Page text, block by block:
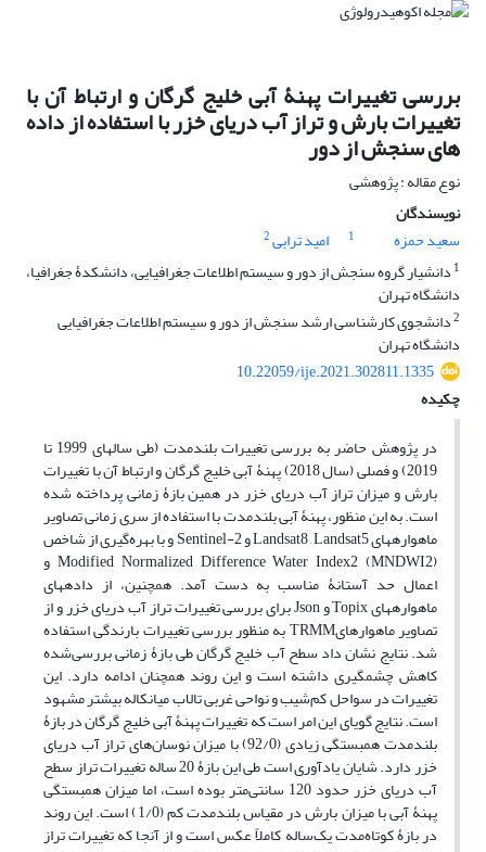
بررسی تغییرات پهنۀ آبی خلیج گرگان و ارتباط آن با
تغییرات بارش و تراز آب دریای خزر با استفاده از داده
‏های سنجش از دور
نوع مقاله : پژوهشی
نویسندگان
سعید حمزه
1 امید ترابی2
1 دانشیار گروه سنجش از دور و سیستم اطلاعات جغرافیایی، دانشکدۀ جغرافیا،
دانشگاه تهران
2دانشجوی کارشناسی ارشد سنجش از دور و سیستم اطلاعات جغرافیایی
دانشگاه تهران
10.22059/ije.2021.302811.1335
چکیده
در پژوهش حاضر به بررسی تغییرات بلندمدت (طی سال‏های 1999 تا
2019) و فصلی (سال 2018) پهنۀ آبی خلیج گرگان و ارتباط آن با تغییرات
بارش و میزان تراز آب دریای خزر در همین بازۀ زمانی پرداخته شده
است. به این منظور، پهنۀ آبی بلندمدت با استفاده از سری زمانی تصاویر
ماهواره‏های Landsat8 , Landsat5 و Sentinel-2 و با بهره‌گیری از شاخص
Modified Normalized Difference Water Index2 (MNDWI2) و
اعمال حد آستانۀ مناسب به دست آمد. همچنین، از داده‏های
ماهواره‏های Topix و Json برای بررسی تغییرات تراز آب دریای خزر و از
تصاویر ماهواره‏ایTRMM به منظور بررسی تغییرات بارندگی استفاده
شد. نتایج نشان داد سطح آب خلیج گرگان طی بازۀ زمانی بررسی‌شده
کاهش چشمگیری داشته است و این روند همچنان ادامه دارد. این
تغییرات در سواحل کم‌شیب و نواحی غربی تالاب میانکاله بیشتر مشهود
است. نتایج گویای این امر است که تغییرات پهنۀ آبی خلیج گرگان در بازۀ
بلندمدت همبستگی زیادی (92/0) با میزان نوسان‌های تراز آب دریای
خزر دارد. شایان یادآوری است طی این بازۀ 20 ساله تغییرات تراز سطح
آب دریای خزر حدود 120 سانتی‌متر بوده است، اما میزان همبستگی
پهنۀ آبی با میزان بارش در مقیاس بلندمدت کم (1/0) است. این روند
در بازۀ کوتاه‌مدت یک‌ساله کاملاً عکس است و از آنجا که تغییرات تراز